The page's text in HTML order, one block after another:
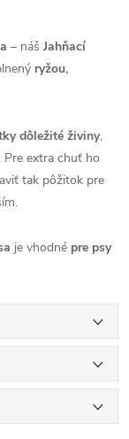
– náš Jahňací
ryžou,
dôležité živiny,
. Pre extra chuť ho
tak pôžitok pre
je vhodné pre psy